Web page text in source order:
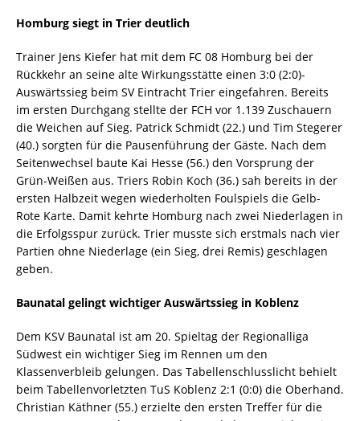
Homburg siegt in Trier deutlich
Trainer Jens Kiefer hat mit dem FC 08 Homburg bei der
Rückkehr an seine alte Wirkungsstätte einen 3:0 (2:0)-
Auswärtssieg beim SV Eintracht Trier eingefahren. Bereits
im ersten Durchgang stellte der FCH vor 1.139 Zuschauern
die Weichen auf Sieg. Patrick Schmidt (22.) und Tim Stegerer
(40.) sorgten für die Pausenführung der Gäste. Nach dem
Seitenwechsel baute Kai Hesse (56.) den Vorsprung der
Grün-Weißen aus. Triers Robin Koch (36.) sah bereits in der
ersten Halbzeit wegen wiederholten Foulspiels die Gelb-
Rote Karte. Damit kehrte Homburg nach zwei Niederlagen in
die Erfolgsspur zurück. Trier musste sich erstmals nach vier
Partien ohne Niederlage (ein Sieg, drei Remis) geschlagen
geben.
Baunatal gelingt wichtiger Auswärtssieg in Koblenz
Dem KSV Baunatal ist am 20. Spieltag der Regionalliga
Südwest ein wichtiger Sieg im Rennen um den
Klassenverbleib gelungen. Das Tabellenschlusslicht behielt
beim Tabellenvorletzten TuS Koblenz 2:1 (0:0) die Oberhand.
Christian Käthner (55.) erzielte den ersten Treffer für die